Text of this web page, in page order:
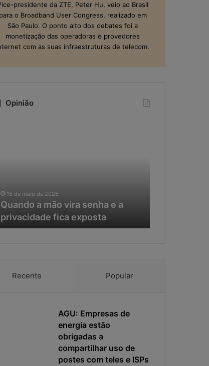
presidente da ZTE, Peter Hu, veio ao Brasil
para o Broadband User Congress, realizado em
São Paulo. O ponto alto dos debates foi a
monetização das operadoras e provedores
com as suas infraestruturas de telecom.
Opinião
15 de maio de 2026
Quando a mão vira senha e a
privacidade fica exposta
principal
Recente Popular
AGU: Empresas de
energia estão
obrigadas a
compartilhar uso de
postes com teles e ISPs